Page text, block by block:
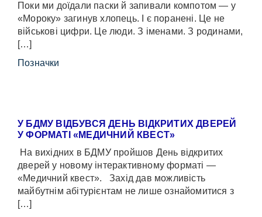
Поки ми доїдали паски й запивали компотом — у
«Мороку» загинув хлопець. І є поранені. Це не
військові цифри. Це люди. З іменами. З родинами,
[…]
Позначки
У БДМУ ВІДБУВСЯ ДЕНЬ ВІДКРИТИХ ДВЕРЕЙ
У ФОРМАТІ «МЕДИЧНИЙ КВЕСТ»
На вихідних в БДМУ пройшов День відкритих
дверей у новому інтерактивному форматі —
«Медичний квест». Захід дав можливість
майбутнім абітурієнтам не лише ознайомитися з
[…]